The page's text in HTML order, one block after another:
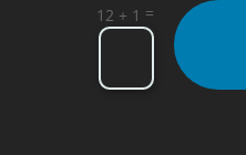
12 + 1 =